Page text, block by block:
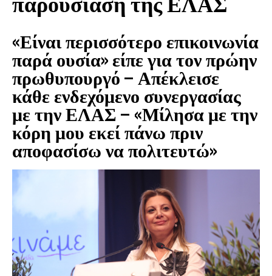
«Είναι περισσότερο επικοινωνία
παρά ουσία» είπε για τον πρώην
πρωθυπουργό – Απέκλεισε
κάθε ενδεχόμενο συνεργασίας
με την ΕΛΑΣ – «Μίλησα με την
κόρη μου εκεί πάνω πριν
αποφασίσω να πολιτευτώ»